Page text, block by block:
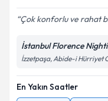
Çok konforlu ve rahat
İstanbul Florence
İzzetpaşa, Abide-i Hürriyet
En Yakın Saatler